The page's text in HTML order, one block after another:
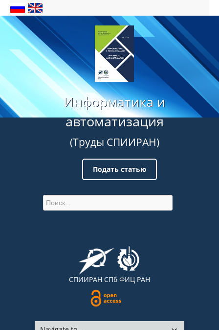
Информатика и
автоматизация
(Труды СПИИРАН)
Подать статью
СПИИРАН СПб ФИЦ РАН